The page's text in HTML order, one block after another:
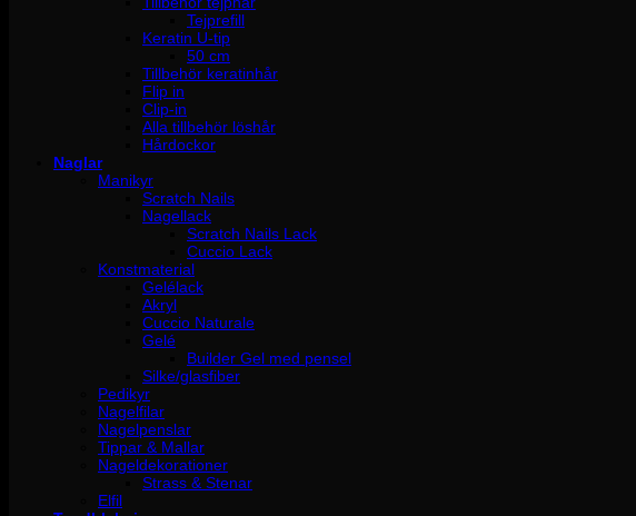
Tejprefill
Keratin U-tip
50 cm
Tillbehör keratinhår
Flip in
Clip-in
Alla tillbehör löshår
Hårdockor
Naglar
Manikyr
Scratch Nails
Nagellack
Scratch Nails Lack
Cuccio Lack
Konstmaterial
Gelélack
Akryl
Cuccio Naturale
Gelé
Builder Gel med pensel
Silke/glasfiber
Pedikyr
Nagelfilar
Nagelpenslar
Tippar & Mallar
Nageldekorationer
Strass & Stenar
Elfil